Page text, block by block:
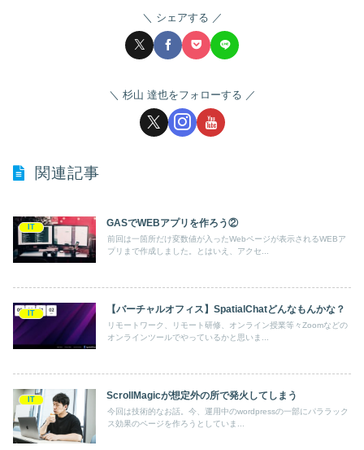
シェアする
杉山 達也をフォローする
関連記事
IT GASでWEBアプリを作ろう②
前回は一箇所だけ変数値が入ったWebページが表示されるWEBア
プリまで作成しました。とはいえ、アクセ...
IT 【バーチャルオフィス】SpatialChatどんなもんかな？
リモートワーク、リモート研修、オンライン授業等々Zoomなどの
オンラインツールでやっているかと思いま...
IT ScrollMagicが想定外の所で発火してしまう
今回は技術的なお話。今、運用中のwordpressの一部にパララック
ス効果のページを作ろうとしていま...